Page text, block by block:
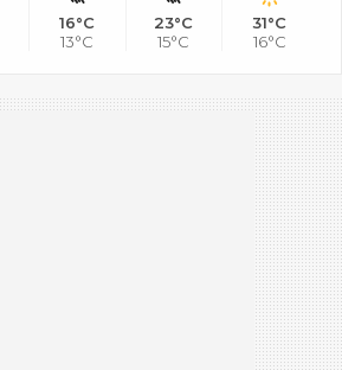
16°C
13°C
23°C
15°C
31°C
16°C